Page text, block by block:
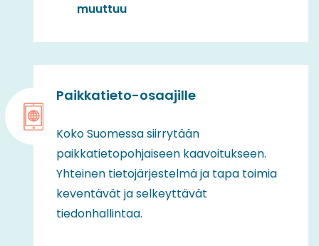
muuttuu
Paikkatieto-osaajille
Koko Suomessa siirrytään
paikkatietopohjaiseen kaavoitukseen.
Yhteinen tietojärjestelmä ja tapa toimia
keventävät ja selkeyttävät
tiedonhallintaa.